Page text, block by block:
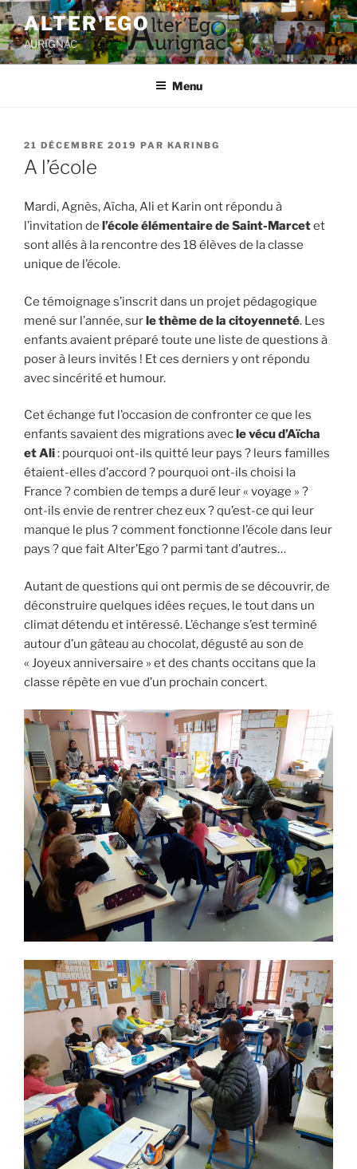
ALTER'EGO
AURIGNAC
Menu
21 DÉCEMBRE 2019 PAR KARINBG
A l’école
Mardi, Agnès, Aïcha, Ali et Karin ont répondu à
l’invitation de l’école élémentaire de Saint-Marcetet
sont allés à la rencontre des 18 élèves de la classe
unique de l’école.
Ce témoignage s’inscrit dans un projet pédagogique
mené sur l’année, surle thème de la citoyenneté. Les
enfants avaient préparé toute une liste de questions à
poser à leurs invités ! Et ces derniers y ont répondu
avec sincérité et humour.
Cet échange fut l’occasion de confronter ce que les
enfants savaient des migrations avecle vécu d’Aïcha
et Ali: pourquoi ont-ils quitté leur pays ? leurs familles
étaient-elles d’accord ? pourquoi ont-ils choisi la
France ? combien de temps a duré leur « voyage » ?
ont-ils envie de rentrer chez eux ? qu’est-ce qui leur
manque le plus ? comment fonctionne l’école dans leur
pays ? que fait Alter’Ego ? parmi tant d’autres…
Autant de questions qui ont permis de se découvrir, de
déconstruire quelques idées reçues, le tout dans un
climat détendu et intéressé. L’échange s’est terminé
autour d’un gâteau au chocolat, dégusté au son de
« Joyeux anniversaire » et des chants occitans que la
classe répète en vue d’un prochain concert.